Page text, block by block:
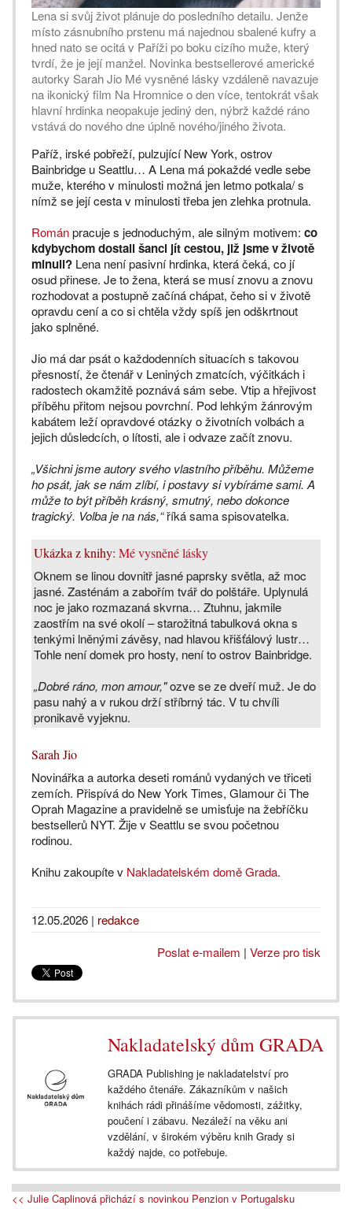
Lena si svůj život plánuje do posledního detailu. Jenže
místo zásnubního prstenu má najednou sbalené kufry a
hned nato se ocitá v Paříži po boku cizího muže, který
tvrdí, že je její manžel. Novinka bestsellerové americké
autorky Sarah Jio Mé vysněné lásky vzdáleně navazuje
na ikonický film Na Hromnice o den více, tentokrát však
hlavní hrdinka neopakuje jediný den, nýbrž každé ráno
vstává do nového dne úplně nového/jiného života.
Paříž, irské pobřeží, pulzující New York, ostrov
Bainbridge u Seattlu… A Lena má pokaždé vedle sebe
muže, kterého v minulosti možná jen letmo potkala/ s
nímž se její cesta v minulosti třeba jen zlehka protnula.
Románpracuje s jednoduchým, ale silným motivem: co
kdybychom dostali šanci jít cestou, již jsme v životě
minuli? Lena není pasivní hrdinka, která čeká, co jí
osud přinese. Je to žena, která se musí znovu a znovu
rozhodovat a postupně začíná chápat, čeho si v životě
opravdu cení a co si chtěla vždy spíš jen odškrtnout
jako splněné.
Jio má dar psát o každodenních situacích s takovou
přesností, že čtenář v Leniných zmatcích, výčitkách i
radostech okamžitě poznává sám sebe. Vtip a hřejivost
příběhu přitom nejsou povrchní. Pod lehkým žánrovým
kabátem leží opravdové otázky o životních volbách a
jejich důsledcích, o lítosti, ale i odvaze začít znovu.
„Všichni jsme autory svého vlastního příběhu. Můžeme
ho psát, jak se nám zlíbí, i postavy si vybíráme sami. A
může to být příběh krásný, smutný, nebo dokonce
tragický. Volba je na nás,“říká sama spisovatelka.
Ukázka z knihy: Mé vysněné lásky
Oknem se linou dovnitř jasné paprsky světla, až moc
jasné. Zasténám a zabořím tvář do polštáře. Uplynulá
noc je jako rozmazaná skvrna… Ztuhnu, jakmile
zaostřím na své okolí – starožitná tabulková okna s
tenkými lněnými závěsy, nad hlavou křišťálový lustr…
Tohle není domek pro hosty, není to ostrov Bainbridge.
„Dobré ráno, mon amour,"ozve se ze dveří muž. Je do
pasu nahý a v rukou drží stříbrný tác. V tu chvíli
pronikavě vyjeknu.
Sarah Jio
Novinářka a autorka deseti románů vydaných ve třiceti
zemích. Přispívá do New York Times, Glamour či The
Oprah Magazine a pravidelně se umisťuje na žebříčku
bestsellerů NYT. Žije v Seattlu se svou početnou
rodinou.
Knihu zakoupíte v Nakladatelském domě Grada.
12.05.2026 | redakce
Poslat e-mailem | Verze pro tisk
Nakladatelský dům GRADA
GRADA Publishing je nakladatelství pro
každého čtenáře. Zákazníkům v našich
knihách rádi přinášíme vědomosti, zážitky,
poučení i zábavu. Nezáleží na věku ani
vzdělání, v širokém výběru knih Grady si
každý najde, co potřebuje.
<< Julie Caplinová přichází s novinkou Penzion v Portugalsku